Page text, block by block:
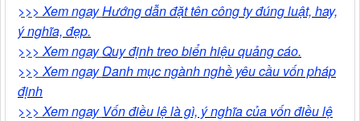
>>> Xem ngayHướng dẫn đặt tên công ty đúng luật, hay,
ý nghĩa, đẹp.
>>> Xem ngayQuy định treo biển hiệu quảng cáo.
>>> Xem ngayDanh mục ngành nghề yêu cầu vốn pháp
định
>>> Xem ngay Vốn điều lệ là gì, ý nghĩa của vốn điều lệ